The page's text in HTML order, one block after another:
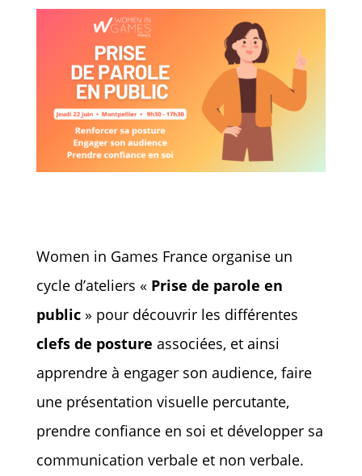
Women in Games France organise un
cycle d’ateliers « Prise de parole en
public» pour découvrir les différentes
clefs de posture associées, et ainsi
apprendre à engager son audience, faire
une présentation visuelle percutante,
prendre confiance en soi et développer sa
communication verbale et non verbale.